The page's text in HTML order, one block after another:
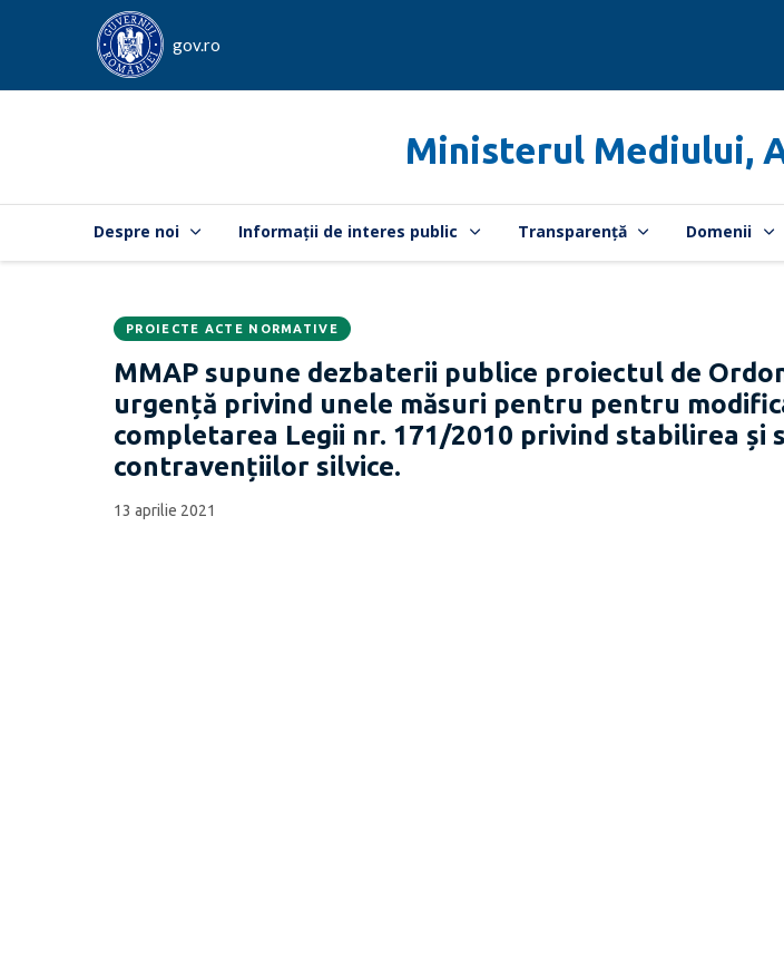
gov.ro
Ministerul Mediului,
Despre noi Informații de interes public Transparență Domenii
CATEGORIA:
PROIECTE ACTE NORMATIVE
MMAP supune dezbaterii publice proiectul de
urgență privind unele măsuri pentru pentru
completarea Legii nr. 171/2010 privind stabilirea și
contravențiilor silvice.
Data
publicării:
13 aprilie 2021